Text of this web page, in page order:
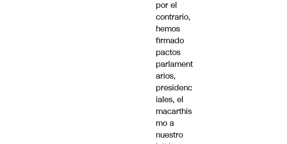
por el
contrario,
hemos
firmado
pactos
parlament
arios,
presidenc
iales, el
macarthis
mo a
nuestro